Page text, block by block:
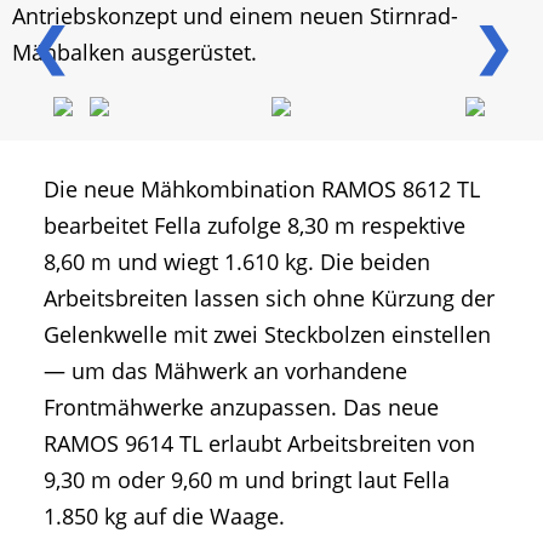
❮ ❯
Antriebskonzept und einem neuen Stirnrad-
Mähbalken ausgerüstet.
Die neue Mähkombination RAMOS 8612 TL
bearbeitet Fella zufolge 8,30 m respektive
8,60 m und wiegt 1.610 kg. Die beiden
Arbeitsbreiten lassen sich ohne Kürzung der
Gelenkwelle mit zwei Steckbolzen einstellen
— um das Mähwerk an vorhandene
Frontmähwerke anzupassen. Das neue
RAMOS 9614 TL erlaubt Arbeitsbreiten von
9,30 m oder 9,60 m und bringt laut Fella
1.850 kg auf die Waage.